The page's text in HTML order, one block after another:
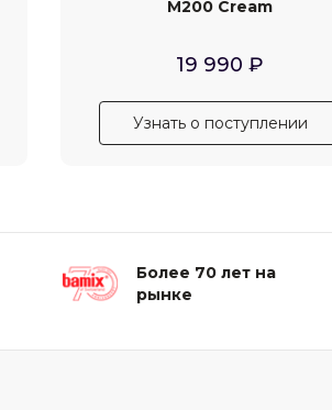
M200 Cream
19 990 ₽
Узнать о поступлении
Более 70 лет на
рынке